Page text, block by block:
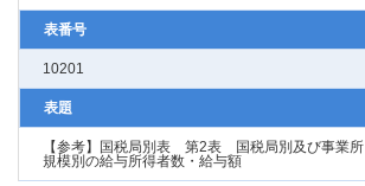
表番号
10201
表題
【参考】国税局別表 第2表 国税局別及び事業所
規模別の給与所得者数・給与額